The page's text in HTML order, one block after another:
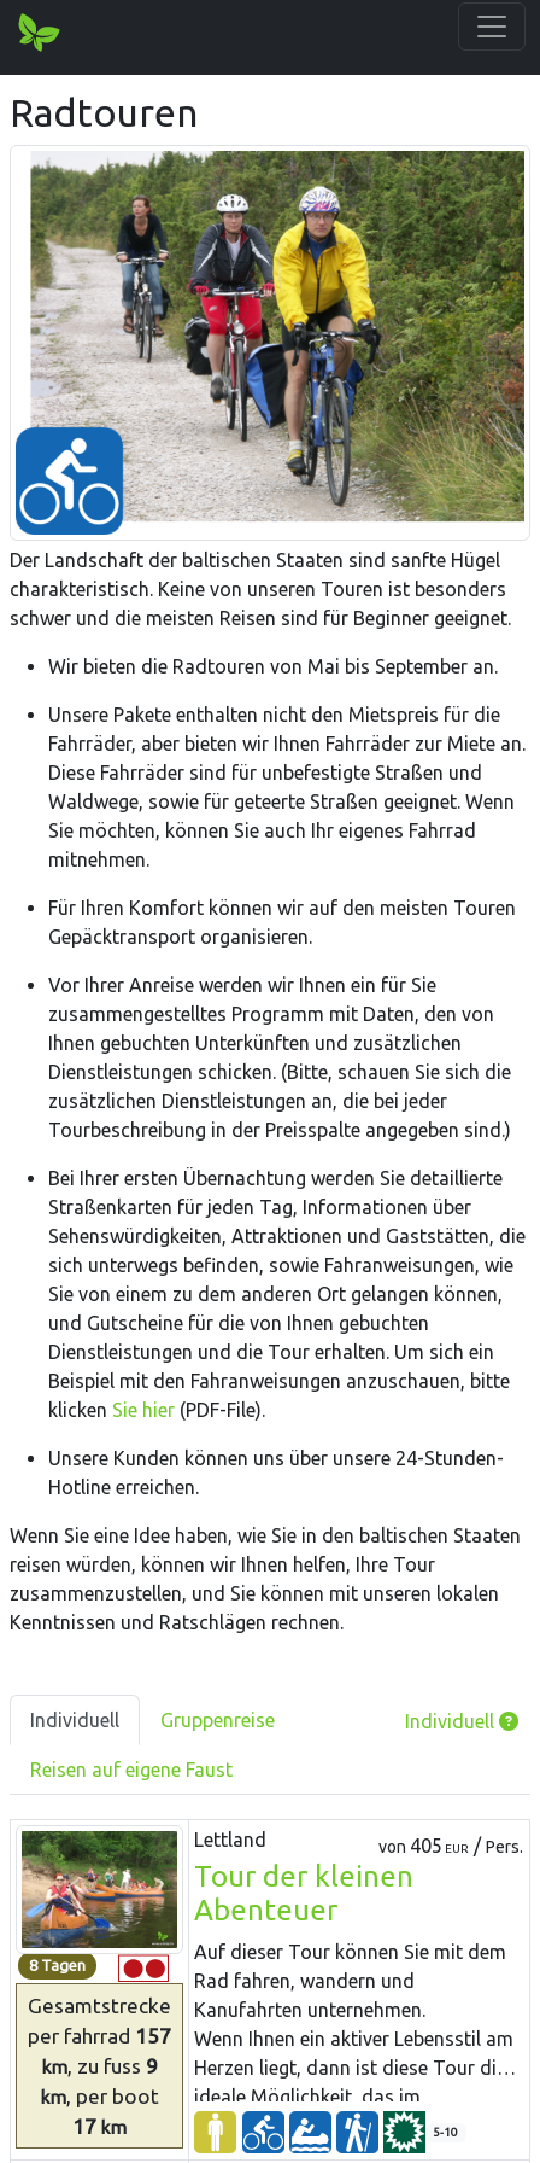
Radtouren
Der Landschaft der baltischen Staaten sind sanfte Hügel
charakteristisch. Keine von unseren Touren ist besonders
schwer und die meisten Reisen sind für Beginner geeignet.
Wir bieten die Radtouren von Mai bis September an.
Unsere Pakete enthalten nicht den Mietspreis für die
Fahrräder, aber bieten wir Ihnen Fahrräder zur Miete an.
Diese Fahrräder sind für unbefestigte Straßen und
Waldwege, sowie für geteerte Straßen geeignet. Wenn
Sie möchten, können Sie auch Ihr eigenes Fahrrad
mitnehmen.
Für Ihren Komfort können wir auf den meisten Touren
Gepäcktransport organisieren.
Vor Ihrer Anreise werden wir Ihnen ein für Sie
zusammengestelltes Programm mit Daten, den von
Ihnen gebuchten Unterkünften und zusätzlichen
Dienstleistungen schicken. (Bitte, schauen Sie sich die
zusätzlichen Dienstleistungen an, die bei jeder
Tourbeschreibung in der Preisspalte angegeben sind.)
Bei Ihrer ersten Übernachtung werden Sie detaillierte
Straßenkarten für jeden Tag, Informationen über
Sehenswürdigkeiten, Attraktionen und Gaststätten, die
sich unterwegs befinden, sowie Fahranweisungen, wie
Sie von einem zu dem anderen Ort gelangen können,
und Gutscheine für die von Ihnen gebuchten
Dienstleistungen und die Tour erhalten. Um sich ein
Beispiel mit den Fahranweisungen anzuschauen, bitte
klicken Sie hier (PDF-File).
Unsere Kunden können uns über unsere 24-Stunden-
Hotline erreichen.
Wenn Sie eine Idee haben, wie Sie in den baltischen Staaten
reisen würden, können wir Ihnen helfen, Ihre Tour
zusammenzustellen, und Sie können mit unseren lokalen
Kenntnissen und Ratschlägen rechnen.
Individuell Gruppenreise
Reisen auf eigene Faust
Individuell
8 Tagen
Gesamtstrecke
per fahrrad 157
km , zu fuss 9
km , per boot
17 km
Lettland von 405 EUR / Pers.
Tour der kleinen
Abenteuer
Auf dieser Tour können Sie mit dem
Rad fahren, wandern und
Kanufahrten unternehmen.
Wenn Ihnen ein aktiver Lebensstil am
Herzen liegt, dann ist diese Tour die
ideale Möglichkeit, das im
Nationalpark Gauja versteckte Erbe
aus verschiedenen Blickwinkeln zu
5-10